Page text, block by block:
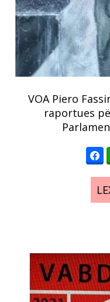
VOA Piero
raportues